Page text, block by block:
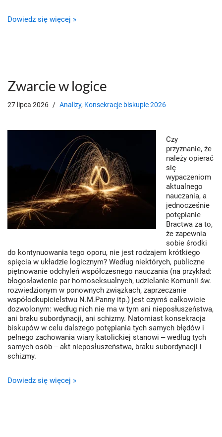
Dowiedz się więcej »
Zwarcie w logice
27 lipca 2026 Analizy, Konsekracje biskupie 2026
Czy
przyznanie, że
należy opierać
się
wypaczeniom
aktualnego
nauczania, a
jednocześnie
potępianie
Bractwa za to,
że zapewnia
sobie środki
do kontynuowania tego oporu, nie jest rodzajem krótkiego
spięcia w układzie logicznym? Według niektórych, publiczne
piętnowanie odchyleń współczesnego nauczania (na przykład:
błogosławienie par homoseksualnych, udzielanie Komunii św.
rozwiedzionym w ponownych związkach, zaprzeczanie
współodkupicielstwu N.M.Panny itp.) jest czymś całkowicie
dozwolonym: według nich nie ma w tym ani nieposłuszeństwa,
ani braku subordynacji, ani schizmy. Natomiast konsekracja
biskupów w celu dalszego potępiania tych samych błędów i
pełnego zachowania wiary katolickiej stanowi ‒ według tych
samych osób ‒ akt nieposłuszeństwa, braku subordynacji i
schizmy.
Dowiedz się więcej »